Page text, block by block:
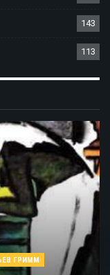
143
113